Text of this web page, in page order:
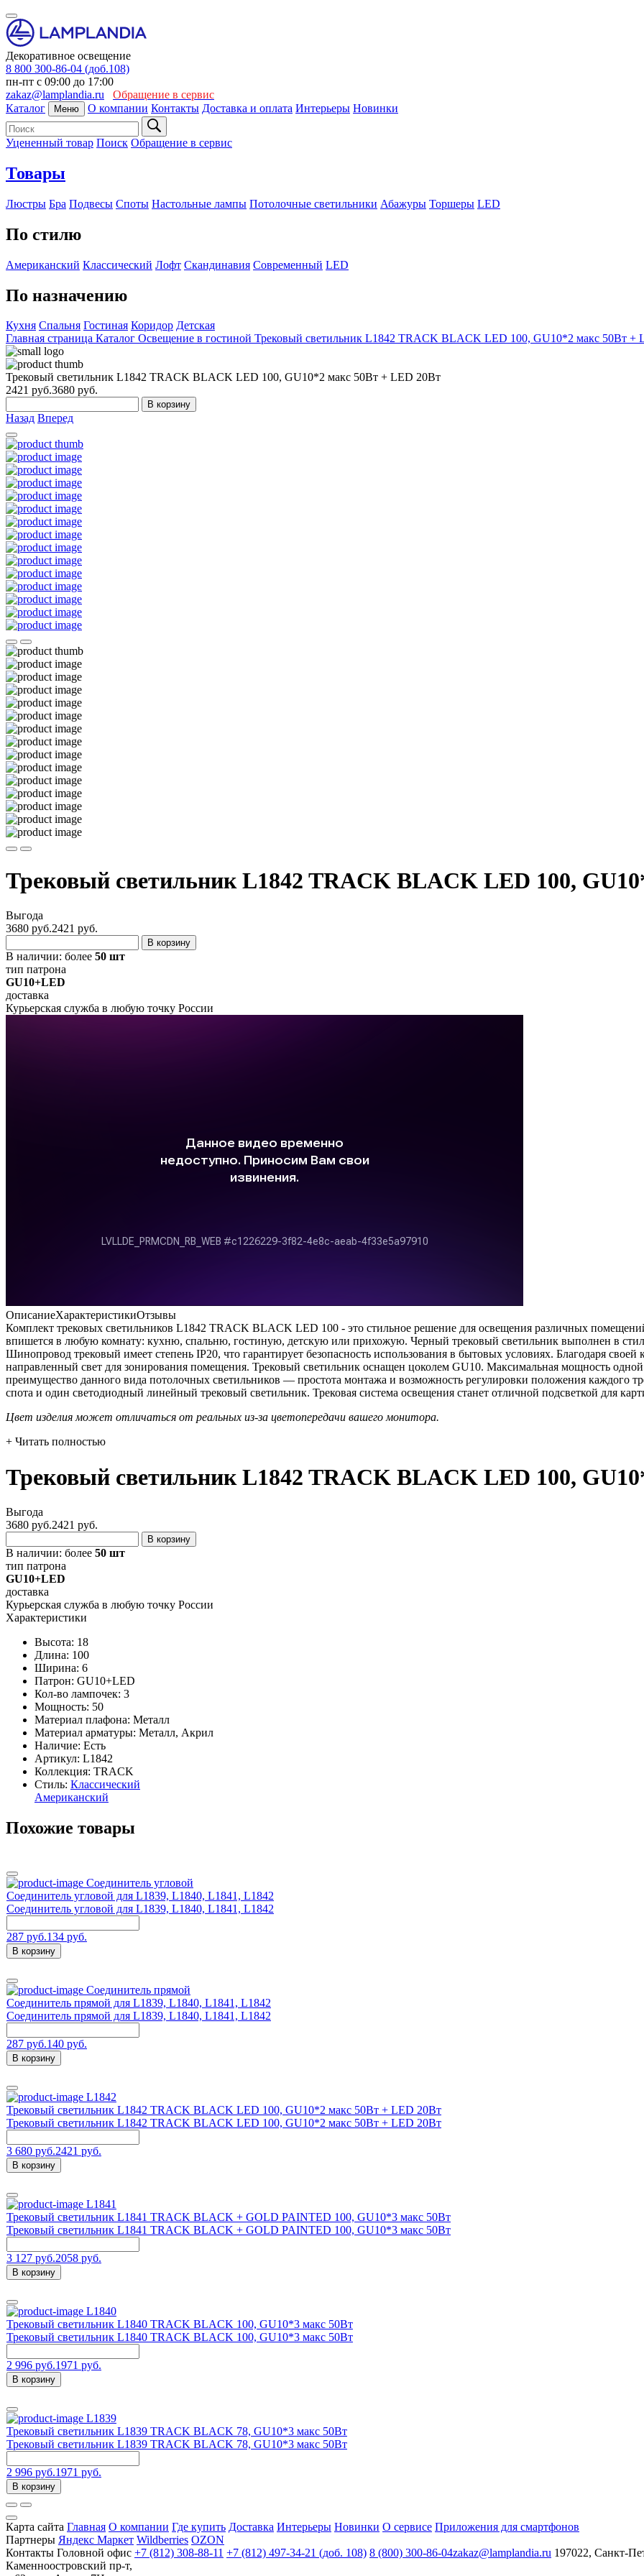
Декоративное освещение
8 800 300-86-04 (доб.108)
пн-пт с 09:00 до 17:00
zakaz@lamplandia.ru
Обращение в сервис
Каталог
Меню О компании Контакты Доставка и оплата Интерьеры Новинки
Уцененный товар Поиск Обращение в сервис
Товары
Люстры Бра Подвесы Споты Настольные лампы Потолочные светильники Абажуры Торшеры LED
По стилю
Американский Классический Лофт Скандинавия Современный LED
По назначению
Кухня Спальня Гостиная Коридор Детская
Главная страница Каталог Освещение в гостиной Трековый светильник L1842 TRACK BLACK LED 100, GU10*2 макс 50Вт +
Трековый светильник L1842 TRACK BLACK LED 100, GU10*2 макс 50Вт + LED 20Вт
2421 руб.3680 руб.
В корзину
Назад Вперед
Трековый светильник L1842 TRACK BLACK LED 100,
Выгода
3680 руб.2421 руб.
В корзину
В наличии: более 50 шт
тип патрона
GU10+LED
доставка
Курьерская служба в любую точку России
ОписаниеХарактеристикиОтзывы
Комплект трековых светильников L1842 TRACK BLACK LED 100 - это стильное решение для освещения различных
впишется в любую комнату: кухню, спальню, гостиную, детскую или прихожую. Черный трековый светильник выполнен в
Шинопровод трековый имеет степень IP20, что гарантирует безопасность использования в бытовых условиях. Благодаря
направленный свет для зонирования помещения. Трековый светильник оснащен цоколем GU10. Максимальная мощность
преимущество данного вида потолочных светильников — простота монтажа и возможность регулировки положения каждого
спота и один светодиодный линейный трековый светильник. Трековая система освещения станет отличной подсветкой для
Цвет изделия может отличаться от реальных из-за цветопередачи вашего монитора.
+ Читать полностью
Трековый светильник L1842 TRACK BLACK LED 100,
Выгода
3680 руб.2421 руб.
В корзину
В наличии: более 50 шт
тип патрона
GU10+LED
доставка
Курьерская служба в любую точку России
Характеристики
Высота: 18
Длина: 100
Ширина: 6
Патрон: GU10+LED
Кол-во лампочек: 3
Мощность: 50
Материал плафона: Металл
Материал арматуры: Металл, Акрил
Наличие: Есть
Артикул: L1842
Коллекция: TRACK
Стиль: Классический
Американский
Похожие товары
Соединитель угловой
Соединитель угловой для L1839, L1840, L1841, L1842
Соединитель угловой для L1839, L1840, L1841, L1842
287 руб.134 руб.
В корзину
Соединитель прямой
Соединитель прямой для L1839, L1840, L1841, L1842
Соединитель прямой для L1839, L1840, L1841, L1842
287 руб.140 руб.
В корзину
L1842
Трековый светильник L1842 TRACK BLACK LED 100, GU10*2 макс 50Вт + LED 20Вт
Трековый светильник L1842 TRACK BLACK LED 100, GU10*2 макс 50Вт + LED 20Вт
3 680 руб.2421 руб.
В корзину
L1841
Трековый светильник L1841 TRACK BLACK + GOLD PAINTED 100, GU10*3 макс 50Вт
Трековый светильник L1841 TRACK BLACK + GOLD PAINTED 100, GU10*3 макс 50Вт
3 127 руб.2058 руб.
В корзину
L1840
Трековый светильник L1840 TRACK BLACK 100, GU10*3 макс 50Вт
Трековый светильник L1840 TRACK BLACK 100, GU10*3 макс 50Вт
2 996 руб.1971 руб.
В корзину
L1839
Трековый светильник L1839 TRACK BLACK 78, GU10*3 макс 50Вт
Трековый светильник L1839 TRACK BLACK 78, GU10*3 макс 50Вт
2 996 руб.1971 руб.
В корзину
Карта сайта Главная О компании Где купить Доставка Интерьеры Новинки О сервисе Приложения для смартфонов
Партнеры Яндекс Маркет Wildberries OZON
Контакты Головной офис +7 (812) 308-88-11 +7 (812) 497-34-21 (доб. 108) 8 (800) 300-86-04zakaz@lamplandia.ru 197022, Санкт-
Каменноостровский пр-т,